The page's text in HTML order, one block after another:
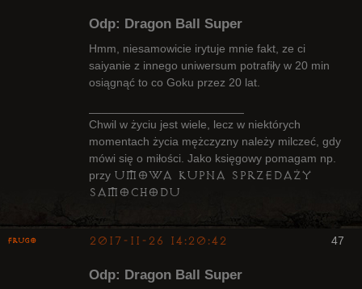
Odp: Dragon Ball Super
Hmm, niesamowicie irytuje mnie fakt, ze ci
saiyanie z innego uniwersum potrafiły w 20 min
osiągnąć to co Goku przez 20 lat.
Chwil w życiu jest wiele, lecz w niektórych
momentach życia mężczyzny należy milczeć, gdy
mówi się o miłości. Jako księgowy pomagam np.
przy umowa kupna sprzedaży
samochodu
47
Frugo 2017-11-26 14:20:42
Odp: Dragon Ball Super